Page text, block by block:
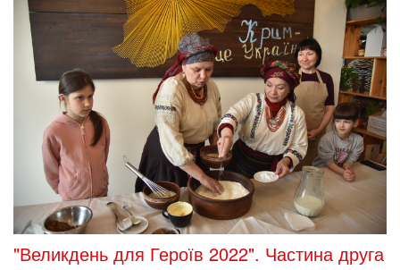
"Великдень для Героїв 2022". Частина друга